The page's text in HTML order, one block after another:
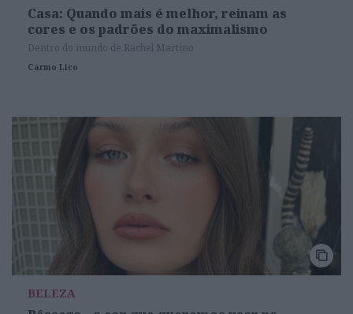
Casa: Quando mais é melhor, reinam as
cores e os padrões do maximalismo
Dentro do mundo de Rachel Martino
Carmo Lico
BELEZA